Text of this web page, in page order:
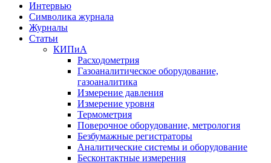
Интервью
Символика журнала
Журналы
Статьи
КИПиА
Расходометрия
Газоаналитическое оборудование,
газоаналитика
Измерение давления
Измерение уровня
Термометрия
Поверочное оборудование, метрология
Безбумажные регистраторы
Аналитические системы и оборудование
Бесконтактные измерения